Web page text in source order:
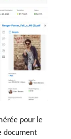
pour le
document